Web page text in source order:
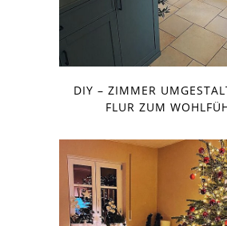
DIY – ZIMMER
FLUR ZUM